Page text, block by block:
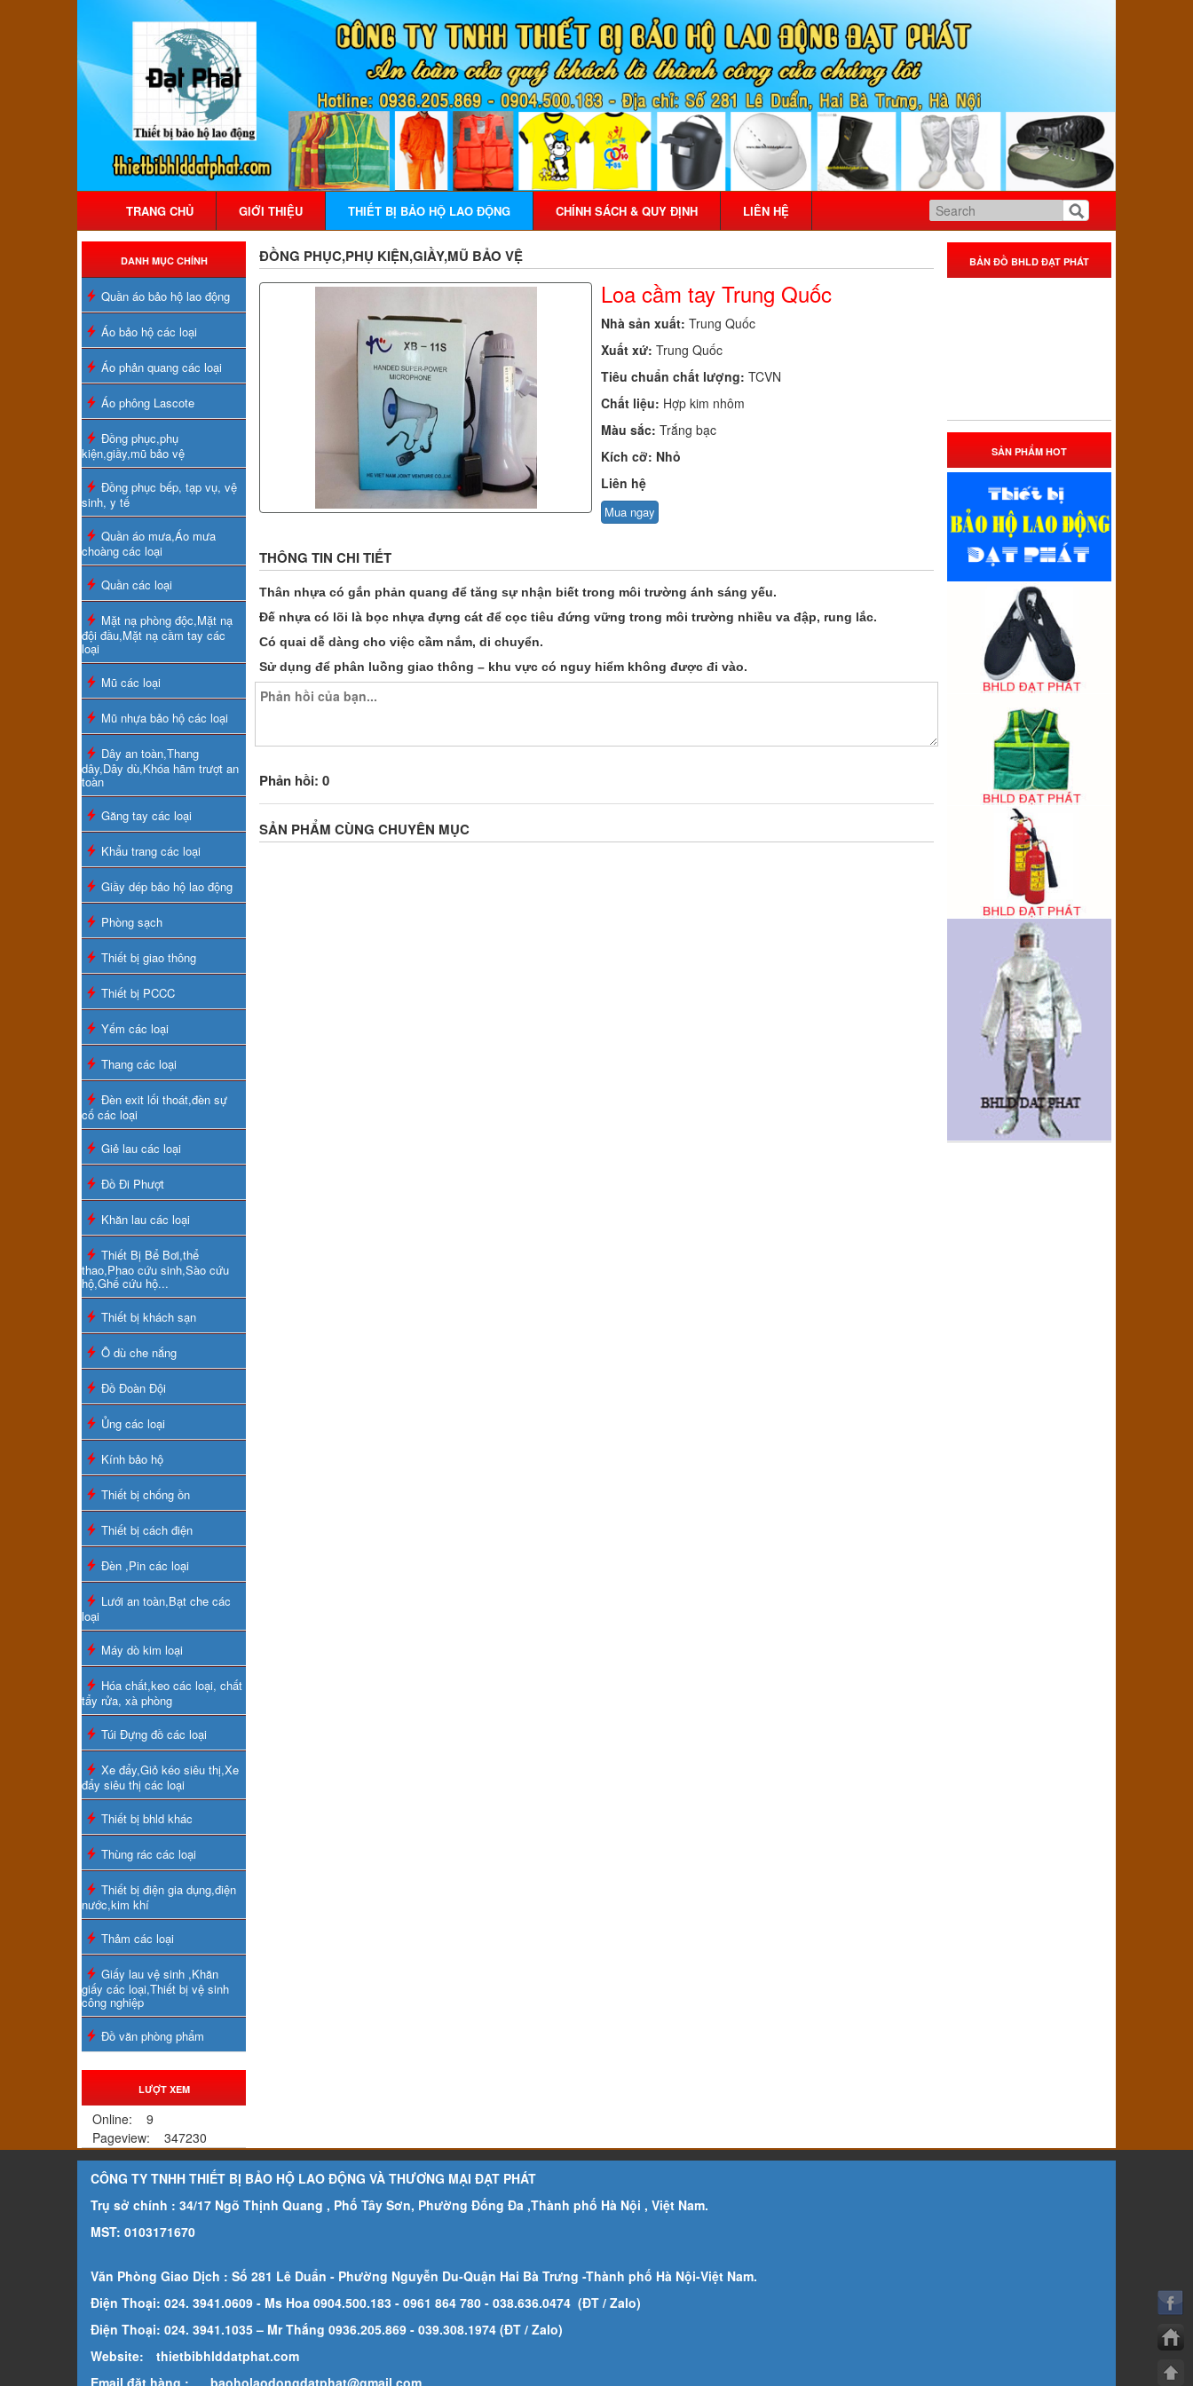
TRANG CHỦ GIỚI THIỆU THIẾT BỊ BẢO HỘ LAO ĐỘNG CHÍNH SÁCH & QUY ĐỊNH LIÊN HỆ
DANH MỤC CHÍNH
Quần áo bảo hộ lao động
Áo bảo hộ các loại
Áo phản quang các loại
Áo phông Lascote
Đồng phục,phụ
kiện,giầy,mũ bảo vệ
Đồng phục bếp, tạp vụ, vệ
sinh, y tế
Quần áo mưa,Áo mưa
choàng các loại
Quần các loại
Mặt nạ phòng độc,Mặt nạ
đội đầu,Mặt nạ cầm tay các
loại
Mũ các loại
Mũ nhựa bảo hộ các loại
Dây an toàn,Thang
dây,Dây dù,Khóa hãm trượt an
toàn
Găng tay các loại
Khẩu trang các loại
Giầy dép bảo hộ lao động
Phòng sạch
Thiết bị giao thông
Thiết bị PCCC
Yếm các loại
Thang các loại
Đèn exit lối thoát,đèn sự
cố các loại
Giẻ lau các loại
Đồ Đi Phượt
Khăn lau các loại
Thiết Bị Bể Bơi,thể
thao,Phao cứu sinh,Sào cứu
hộ,Ghế cứu hộ...
Thiết bị khách sạn
Ô dù che nắng
Đồ Đoàn Đội
Ủng các loại
Kính bảo hộ
Thiết bị chống ồn
Thiết bị cách điện
Đèn ,Pin các loại
Lưới an toàn,Bạt che các
loại
Máy dò kim loại
Hóa chất,keo các loại, chất
tẩy rửa, xà phòng
Túi Đựng đồ các loại
Xe đẩy,Giỏ kéo siêu thị,Xe
đẩy siêu thị các loại
Thiết bị bhld khác
Thùng rác các loại
Thiết bị điện gia dụng,điện
nước,kim khí
Thảm các loại
Giấy lau vệ sinh ,Khăn
giấy các loại,Thiết bị vệ sinh
công nghiệp
Đồ văn phòng phẩm
LƯỢT XEM
Online:
9
Pageview:
347230
ĐỒNG PHỤC,PHỤ KIỆN,GIẦY,MŨ BẢO VỆ
Loa cầm tay Trung Quốc
Nhà sản xuất: Trung Quốc
Xuất xứ: Trung Quốc
Tiêu chuẩn chất lượng: TCVN
Chất liệu: Hợp kim nhôm
Màu sắc: Trắng bạc
Kích cỡ: Nhỏ
Liên hệ
Mua ngay
THÔNG TIN CHI TIẾT
Thân nhựa có gắn phản quang để tăng sự nhận biết trong môi trường ánh sáng yếu.
Đế nhựa có lõi là bọc nhựa đựng cát để cọc tiêu đứng vững trong môi trường nhiều va đập, rung lắc.
Có quai dễ dàng cho việc cầm nắm, di chuyển.
Sử dụng để phân luồng giao thông – khu vực có nguy hiểm không được đi vào.
Phản hồi: 0
SẢN PHẨM CÙNG CHUYÊN MỤC
BẢN ĐỒ BHLD ĐẠT PHÁT
SẢN PHẨM HOT
CÔNG TY TNHH THIẾT BỊ BẢO HỘ LAO ĐỘNG VÀ THƯƠNG MẠI ĐẠT PHÁT
Trụ sở chính : 34/17 Ngõ Thịnh Quang , Phố Tây Sơn, Phường Đống Đa ,Thành phố Hà Nội , Việt Nam.
MST: 0103171670
Văn Phòng Giao Dịch : Số 281 Lê Duẩn - Phường Nguyễn Du-Quận Hai Bà Trưng -Thành phố Hà Nội-Việt Nam.
Điện Thoại: 024. 3941.0609 - Ms Hoa 0904.500.183 - 0961 864 780 - 038.636.0474 (ĐT / Zalo)
Điện Thoại: 024. 3941.1035 – Mr Thắng 0936.205.869 - 039.308.1974 (ĐT / Zalo)
Website:
thietbibhlddatphat.com
Email đặt hàng : baoholaodongdatphat@gmail.com